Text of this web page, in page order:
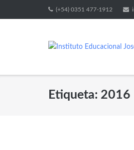
(+54) 0351 477-1912
Etiqueta: 2016